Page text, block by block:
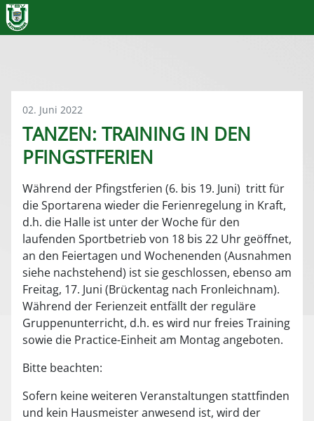
02. Juni 2022
TANZEN: TRAINING IN DEN
PFINGSTFERIEN
Während der Pfingstferien (6. bis 19. Juni) tritt für
die Sportarena wieder die Ferienregelung in Kraft,
d.h. die Halle ist unter der Woche für den
laufenden Sportbetrieb von 18 bis 22 Uhr geöffnet,
an den Feiertagen und Wochenenden (Ausnahmen
siehe nachstehend) ist sie geschlossen, ebenso am
Freitag, 17. Juni (Brückentag nach Fronleichnam).
Während der Ferienzeit entfällt der reguläre
Gruppenunterricht, d.h. es wird nur freies Training
sowie die Practice-Einheit am Montag angeboten.
Bitte beachten:
Sofern keine weiteren Veranstaltungen stattfinden
und kein Hausmeister anwesend ist, wird der